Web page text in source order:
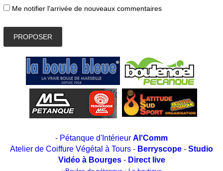
Me notifier l'arrivée de nouveaux commentaires
PROPOSER
- Pétanque d'Intérieur Al'Comm
Atelier de Coiffure Végétal à Tours - Berryscope - Studio
Vidéo à Bourges- Direct live